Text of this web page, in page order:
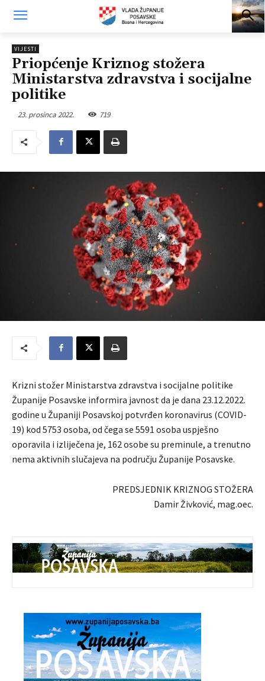
VIJESTI
Priopćenje Kriznog stožera
Ministarstva zdravstva i socijalne
politike
23. prosinca 2022. 719
Krizni stožer Ministarstva zdravstva i socijalne politike
Županije Posavske informira javnost da je dana 23.12.2022.
godine u Županiji Posavskoj potvrđen koronavirus (COVID-
19) kod 5753 osoba, od čega se 5591 osoba uspješno
oporavila i izliječena je, 162 osobe su preminule, a trenutno
nema aktivnih slučajeva na području Županije Posavske.
PREDSJEDNIK KRIZNOG STOŽERA
Damir Živković, mag.oec.